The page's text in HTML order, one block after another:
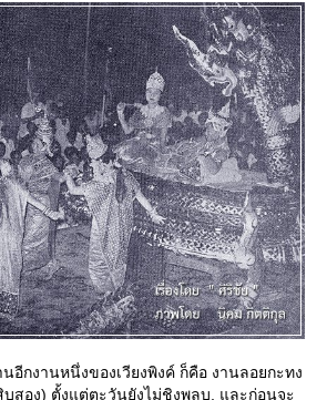
อีกงานหนึ่งของเวียงพิงค์ ก็คือ งานลอยกะทง
บสอง) ตั้งแต่ตะวันยังไม่ชิงพลบ, และก่อนจะ